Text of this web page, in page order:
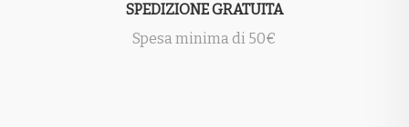
SPEDIZIONE GRATUITA
Spesa minima di 50€